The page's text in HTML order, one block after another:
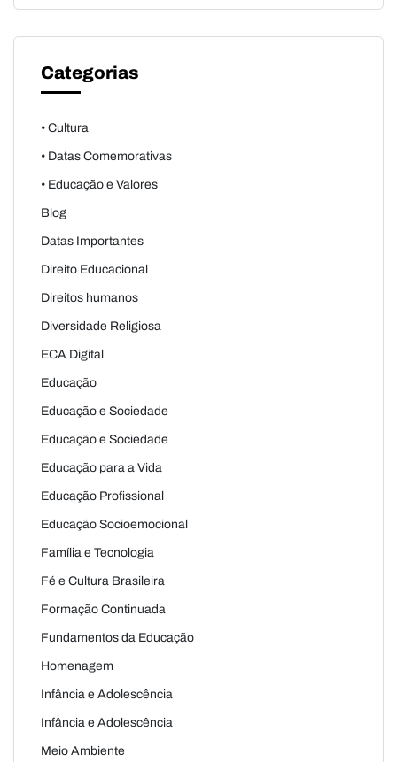
Categorias
• Cultura
• Datas Comemorativas
• Educação e Valores
Blog
Datas Importantes
Direito Educacional
Direitos humanos
Diversidade Religiosa
ECA Digital
Educação
Educação e Sociedade
Educação e Sociedade
Educação para a Vida
Educação Profissional
Educação Socioemocional
Família e Tecnologia
Fé e Cultura Brasileira
Formação Continuada
Fundamentos da Educação
Homenagem
Infância e Adolescência
Infância e Adolescência
Meio Ambiente